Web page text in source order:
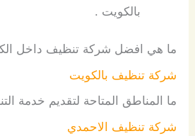
بالكويت .
ما هي افضل شركة تنظيف داخل
شركة تنظيف بالكويت
ما المناطق المتاحة لتقديم خدمة
شركة تنظيف الاحمدي